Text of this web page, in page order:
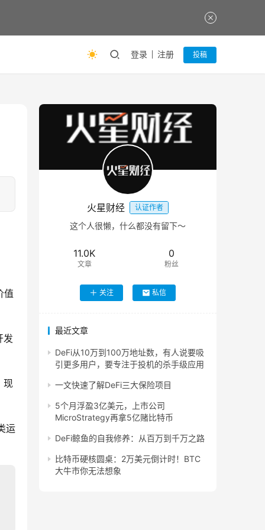
登录 注册 投稿
值
发
现
运
火星财经 认证作者
这个人很懒，什么都没有留下～
11.0K
文章
0
粉丝
关注 私信
最近文章
DeFi从10万到100万地址数，有人说要吸
引更多用户，要专注于投机的杀手级应用
一文快速了解DeFi三大保险项目
5个月浮盈3亿美元，上市公司
MicroStrategy再拿5亿赌比特币
DeFi鲸鱼的自我修养：从百万到千万之路
比特币硬核圆桌：2万美元倒计时！BTC
大牛市你无法想象